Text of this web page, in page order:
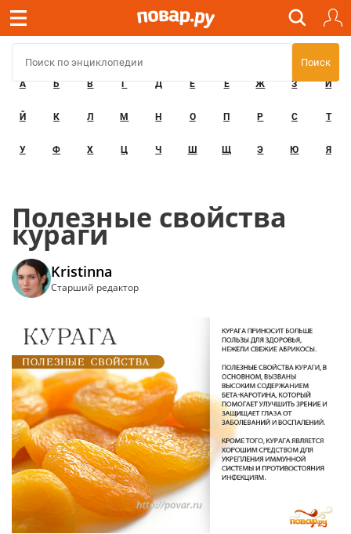
А Б В Г Д Е Ё Ж З И
Й К Л М Н О П Р С Т
У Ф Х Ц Ч Ш Щ Э Ю Я
Полезные свойства
кураги
Kristinna
Старший редактор